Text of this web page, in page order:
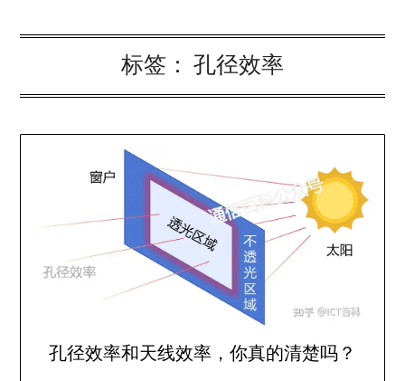
标签： 孔径效率
孔径效率和天线效率，你真的清楚吗？